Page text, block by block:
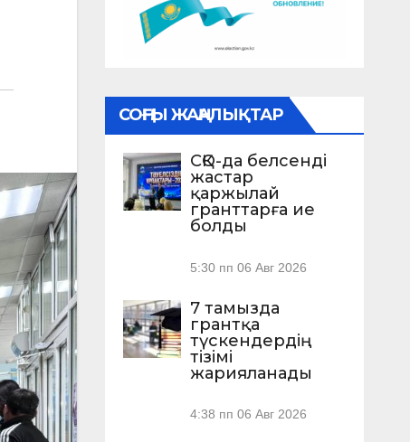
СОҢҒЫ ЖАҢАЛЫҚТАР
СҚО-да белсенді
жастар
қаржылай
гранттарға ие
болды
5:30 пп 06 Авг 2026
7 тамызда
грантқа
түскендердің
тізімі
жарияланады
4:38 пп 06 Авг 2026